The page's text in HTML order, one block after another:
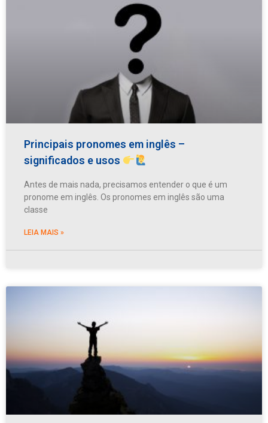
Principais pronomes em inglês –
significados e usos
Antes de mais nada, precisamos entender o que é um
pronome em inglês. Os pronomes em inglês são uma
classe
LEIA MAIS »